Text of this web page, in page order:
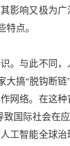
影响又极为
点。
与此不同，
搞“脱钩断
网络。在这
国际社会
工智能全球